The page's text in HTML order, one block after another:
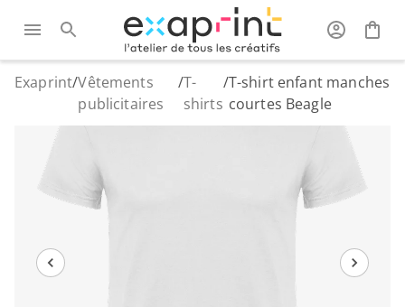
Exaprint/Vêtements
publicitaires
/T-
shirts
/T-shirt enfant manches
courtes Beagle